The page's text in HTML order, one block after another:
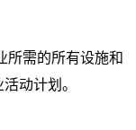
所需的所有设施和
动计划。